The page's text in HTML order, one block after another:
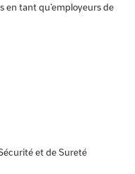
en tant qu’employeurs de
et de Sureté